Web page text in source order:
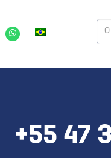
+55 47